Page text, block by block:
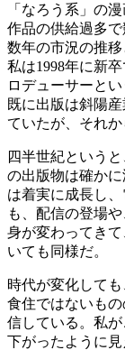
「なろう系」の
作品の供給過多
数年の市況の推
私は1998年に新
ロデューサーと
既に出版は斜陽
ていたが、それか
四半世紀という
の出版物は確か
は着実に成長し
も、配信の登場
身が変わってき
いても同様だ。
時代が変化して
食住ではないも
信している。私
下がったように